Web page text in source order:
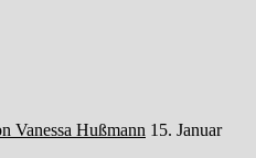
Vanessa Hußmann 15. Januar